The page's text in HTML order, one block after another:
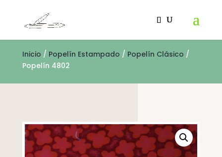
Inicio / Popelín Estampado / Popelín Clásico /
Popelín 4802